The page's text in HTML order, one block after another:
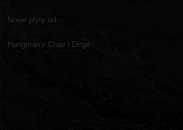
Nowe plyty od:
Hangman's Chair i Dirge.